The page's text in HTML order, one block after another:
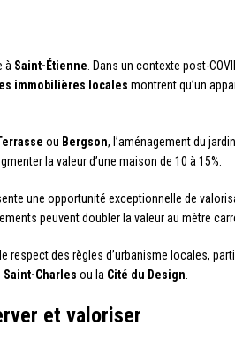
à Saint-Étienne . Dans un contexte post-
immobilières locales montrent qu’un
ou Bergson, l’aménagement du
la valeur d’une maison de 10 à 15%.
une opportunité exceptionnelle de
peuvent doubler la valeur au mètre
respect des règles d’urbanisme locales,
Saint-Charles ou la Cité du Design
et valoriser